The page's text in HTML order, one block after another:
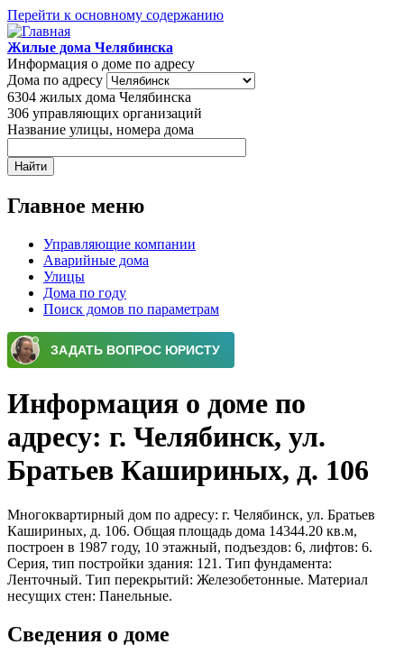
Перейти к основному содержанию
Жилые дома Челябинска
Информация о доме по адресу
Дома по адресу
6304 жилых дома Челябинска
306 управляющих организаций
Название улицы, номера дома
Главное меню
Управляющие компании
Аварийные дома
Улицы
Дома по году
Поиск домов по параметрам
Информация о доме по
адресу: г. Челябинск, ул.
Братьев Кашириных, д. 106
Многоквартирный дом по адресу: г. Челябинск, ул. Братьев
Кашириных, д. 106. Общая площадь дома 14344.20 кв.м,
построен в 1987 году, 10 этажный, подъездов: 6, лифтов: 6.
Серия, тип постройки здания: 121. Тип фундамента:
Ленточный. Тип перекрытий: Железобетонные. Материал
несущих стен: Панельные.
Сведения о доме